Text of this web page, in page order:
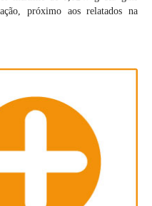
próximo aos relatados na